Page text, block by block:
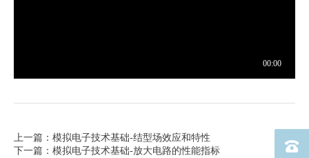
上一篇：模拟电子技术基础-结型场效应和特性
下一篇：模拟电子技术基础-放大电路的性能指标
电话